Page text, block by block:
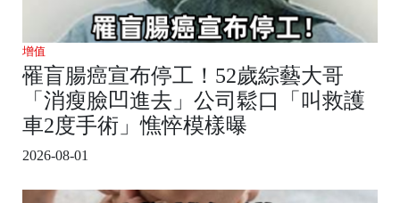
增值
罹盲腸癌宣布停工！52歲綜藝大哥
「消瘦臉凹進去」公司鬆口「叫救護
車2度手術」憔悴模樣曝
2026-08-01